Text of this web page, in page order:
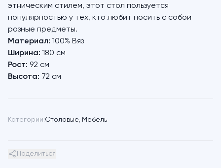
этническим стилем, этот стол пользуется
популярностью у тех, кто любит носить с собой
разные предметы.
Материал: 100% Вяз
Ширина: 180 см
Рост: 92 см
Высота: 72 см
Категории:Столовые, Мебель
Поделиться